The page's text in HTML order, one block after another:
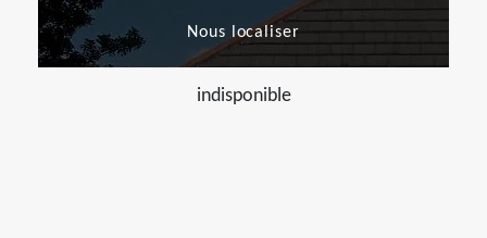
Nous localiser
indisponible